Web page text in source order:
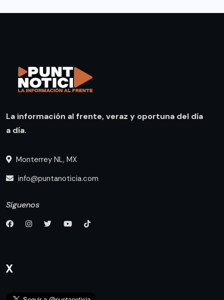
La información al frente, veraz y oportuna del día
a día.
Monterrey NL, MX
info@puntanoticia.com
Síguenos
X